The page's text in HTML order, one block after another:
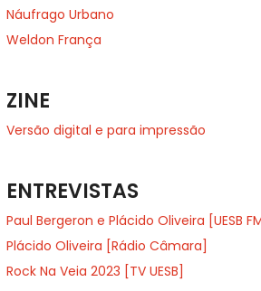
Náufrago Urbano
Weldon França
ZINE
Versão digital e para impressão
ENTREVISTAS
Paul Bergeron e Plácido Oliveira [UESB
Plácido Oliveira [Rádio Câmara]
Rock Na Veia 2023 [TV UESB]